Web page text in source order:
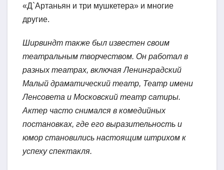
«Д`Артаньян и три мушкетера» и многие
другие.
Ширвиндт также был известен своим
театральным творчеством. Он работал в
разных театрах, включая Ленинградский
Малый драматический театр, Театр имени
Ленсовета и Московский театр сатиры.
Актер часто снимался в комедийных
постановках, где его выразительность и
юмор становились настоящим штрихом к
успеху спектакля.